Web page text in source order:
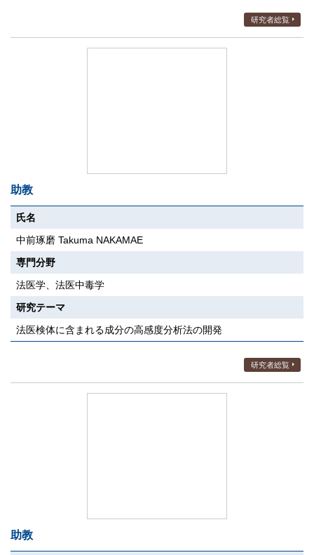
研究者総覧
助教
氏名
中前琢磨 Takuma NAKAMAE
専門分野
法医学、法医中毒学
研究テーマ
法医検体に含まれる成分の高感度分析法の開発
研究者総覧
助教